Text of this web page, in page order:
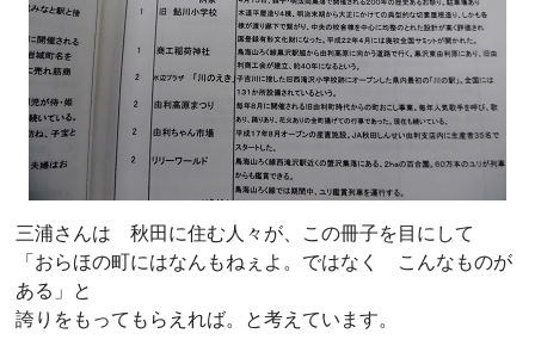
三浦さんは 秋田に住む人々が、この冊子を目にして
「おらほの町にはなんもねぇよ。ではなく こんなものが
ある」と
誇りをもってもらえれば。と考えています。